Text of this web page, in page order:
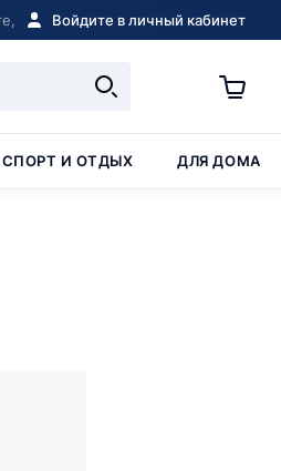
Войдите в личный кабинет
СПОРТ И ОТДЫХ ДЛЯ ДОМА